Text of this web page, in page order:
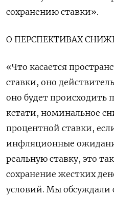
сохранению ставки».
О ПЕРСПЕКТИВАХ
«Что касается
ставки, оно
оно будет происходить
кстати, номинальное
процентной ставки,
инфляционные
реальную ставку, это
сохранение жестких
условий. Мы обсуждали